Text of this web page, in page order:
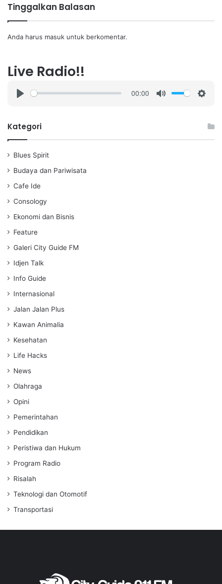
Tinggalkan Balasan
Anda harus masuk untuk berkomentar.
Live Radio!!
a
00:00
Kategori
Blues Spirit
Budaya dan Pariwisata
Cafe Ide
Consology
Ekonomi dan Bisnis
Feature
Galeri City Guide FM
Idjen Talk
Info Guide
Internasional
Jalan Jalan Plus
Kawan Animalia
Kesehatan
Life Hacks
News
Olahraga
Opini
Pemerintahan
Pendidikan
Peristiwa dan Hukum
Program Radio
Risalah
Teknologi dan Otomotif
Transportasi